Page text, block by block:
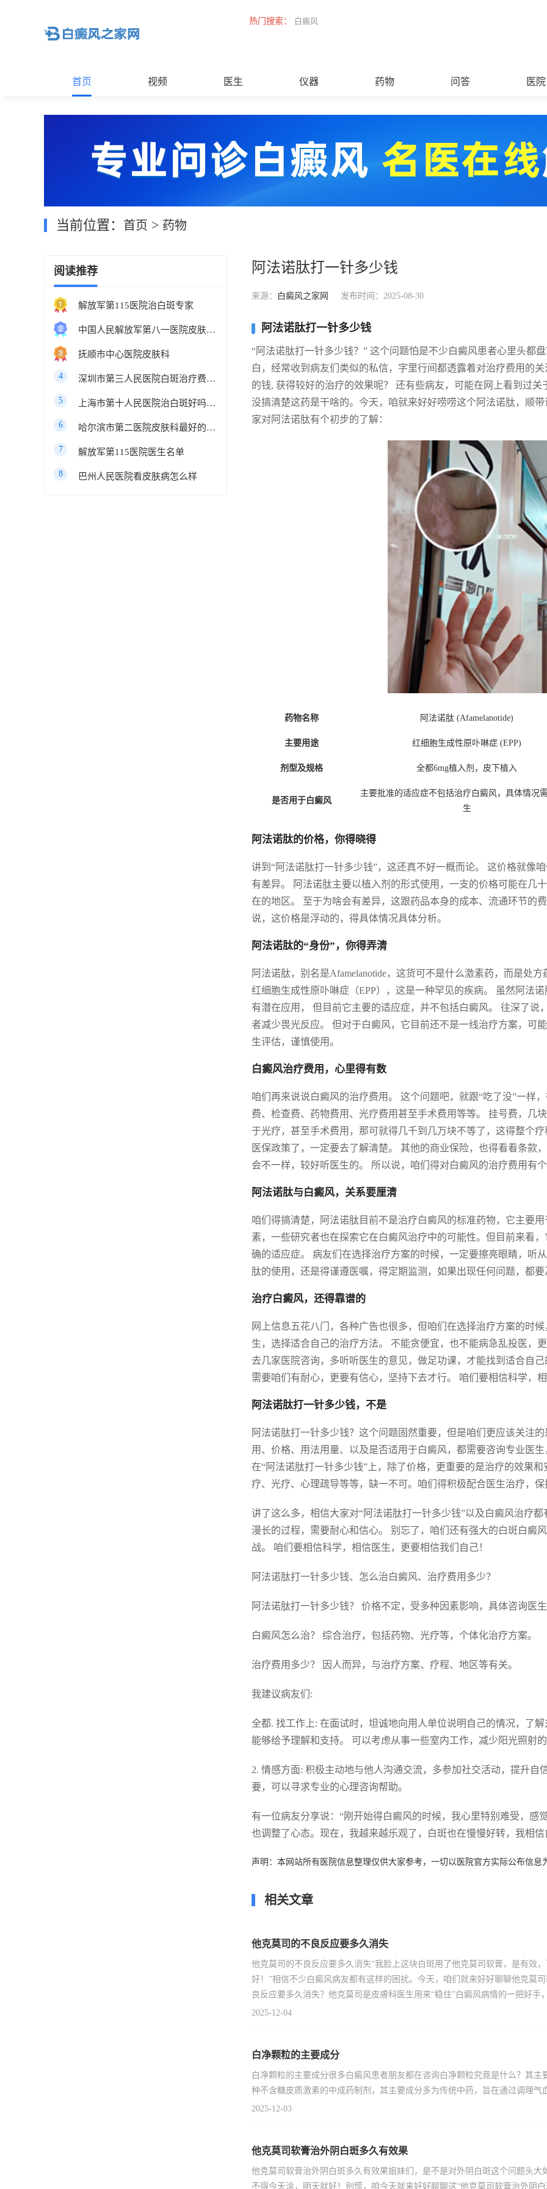
热门搜索： 白癜风
首页 视频 医生 仪器 药物 问答 医院
当前位置： 首页 > 药物
阅读推荐
解放军第115医院治白斑专家
中国人民解放军第八一医院皮肤科最好的医生
抚顺市中心医院皮肤科
4 深圳市第三人民医院白斑治疗费用多少
5 上海市第十人民医院治白斑好吗知乎
6 哈尔滨市第二医院皮肤科最好的医生
7 解放军第115医院医生名单
8 巴州人民医院看皮肤病怎么样
阿法诺肽打一针多少钱
来源： 白癜风之家网 发布时间：2025-08-30
阿法诺肽打一针多少钱
“阿法诺肽打一针多少钱？” 这个问题怕是不少白癜风患者心里头都
白，经常收到病友们类似的私信，字里行间都透露着对治疗费用的
的钱, 获得较好的治疗的效果呢？ 还有些病友，可能在网上看到过
没搞清楚这药是干啥的。今天，咱就来好好唠唠这个阿法诺肽，顺
家对阿法诺肽有个初步的了解：
药物名称 阿法诺肽 (Afamelanotide)
主要用途 红细胞生成性原卟啉症 (EPP)
剂型及规格 全都6mg植入剂，皮下植入
是否用于白癜风
主要批准的适应症不包括治疗白癜风，具体情况
生
阿法诺肽的价格，你得晓得
讲到“阿法诺肽打一针多少钱”，这还真不好一概而论。 这价格就像
有差异。 阿法诺肽主要以植入剂的形式使用，一支的价格可能在几
在的地区。 至于为啥会有差异，这跟药品本身的成本、流通环节的
说，这价格是浮动的，得具体情况具体分析。
阿法诺肽的“身份”，你得弄清
阿法诺肽，别名是Afamelanotide，这货可不是什么激素药，而是处
红细胞生成性原卟啉症（EPP），这是一种罕见的疾病。 虽然阿法
有潜在应用， 但目前它主要的适应症，并不包括白癜风。 往深了说
者减少畏光反应。 但对于白癜风，它目前还不是一线治疗方案，可
生评估，谨慎使用。
白癜风治疗费用，心里得有数
咱们再来说说白癜风的治疗费用。 这个问题吧，就跟“吃了没”一样
费、检查费、药物费用、光疗费用甚至手术费用等等。 挂号费，几
于光疗，甚至手术费用，那可就得几千到几万块不等了，这得整个
医保政策了，一定要去了解清楚。 其他的商业保险，也得看看条款
会不一样，较好听医生的。 所以说，咱们得对白癜风的治疗费用有
阿法诺肽与白癜风，关系要厘清
咱们得搞清楚，阿法诺肽目前不是治疗白癜风的标准药物，它主要
素，一些研究者也在探索它在白癜风治疗中的可能性。但目前来看
确的适应症。 病友们在选择治疗方案的时候，一定要擦亮眼睛，听
肽的使用，还是得谨遵医嘱，得定期监测，如果出现任何问题，都
治疗白癜风，还得靠谱的
网上信息五花八门，各种广告也很多，但咱们在选择治疗方案的时
生，选择适合自己的治疗方法。 不能贪便宜，也不能病急乱投医，
去几家医院咨询，多听听医生的意见，做足功课，才能找到适合自
需要咱们有耐心，更要有信心，坚持下去才行。 咱们要相信科学，
阿法诺肽打一针多少钱，不是
阿法诺肽打一针多少钱？这个问题固然重要，但是咱们更应该关注
用、价格、用法用量、以及是否适用于白癜风，都需要咨询专业医
在“阿法诺肽打一针多少钱”上，除了价格，更重要的是治疗的效果
疗、光疗、心理疏导等等，缺一不可。咱们得积极配合医生治疗，
讲了这么多，相信大家对“阿法诺肽打一针多少钱”以及白癜风治疗
漫长的过程，需要耐心和信心。 别忘了，咱们还有强大的白斑白癜
战。 咱们要相信科学，相信医生，更要相信我们自己！
阿法诺肽打一针多少钱、怎么治白癜风、治疗费用多少？
阿法诺肽打一针多少钱？ 价格不定，受多种因素影响，具体咨询医
白癜风怎么治？ 综合治疗，包括药物、光疗等，个体化治疗方案。
治疗费用多少？ 因人而异，与治疗方案、疗程、地区等有关。
我建议病友们:
全都. 找工作上: 在面试时，坦诚地向用人单位说明自己的情况，了
能够给予理解和支持。 可以考虑从事一些室内工作，减少阳光照射
2. 情感方面: 积极主动地与他人沟通交流，多参加社交活动，提升
要，可以寻求专业的心理咨询帮助。
有一位病友分享说：“刚开始得白癜风的时候，我心里特别难受，
也调整了心态。现在，我越来越乐观了，白斑也在慢慢好转，我相
声明：本网站所有医院信息整理仅供大家参考，一切以医院官方实际公布信息
相关文章
他克莫司的不良反应要多久消失
他克莫司的不良反应要多久消失“我脸上这块白斑用了他克莫司软膏，是有效
好！”相信不少白癜风病友都有这样的困扰。今天，咱们就来好好聊聊他克
良反应要多久消失？他克莫司是皮膚科医生用来“稳住”白癜风病情的一把好手
2025-12-04
白净颗粒的主要成分
白净颗粒的主要成分很多白癜风患者朋友都在咨询白净颗粒究竟是什么？其
种不含糖皮质激素的中成药制剂，其主要成分多为传统中药，旨在通过调理
2025-12-03
他克莫司软膏治外阴白斑多久有效果
他克莫司软膏治外阴白斑多久有效果姐妹们，是不是对外阴白斑这个问题头
不得今天涂，明天就好！别慌，咱今天就来好好聊聊这“他克莫司软膏治外阴